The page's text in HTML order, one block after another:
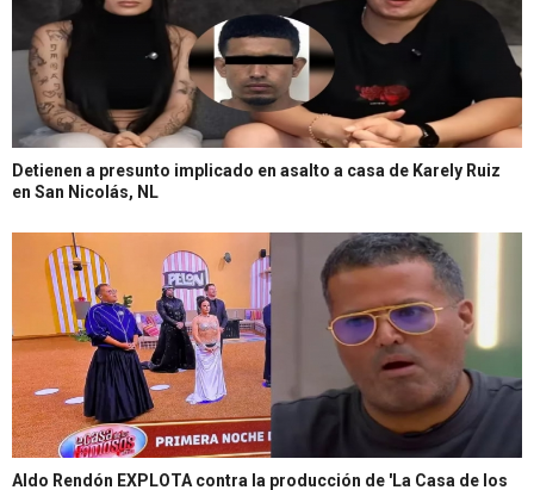
Detienen a presunto implicado en asalto a casa de Karely Ruiz
en San Nicolás, NL
Aldo Rendón EXPLOTA contra la producción de 'La Casa de los